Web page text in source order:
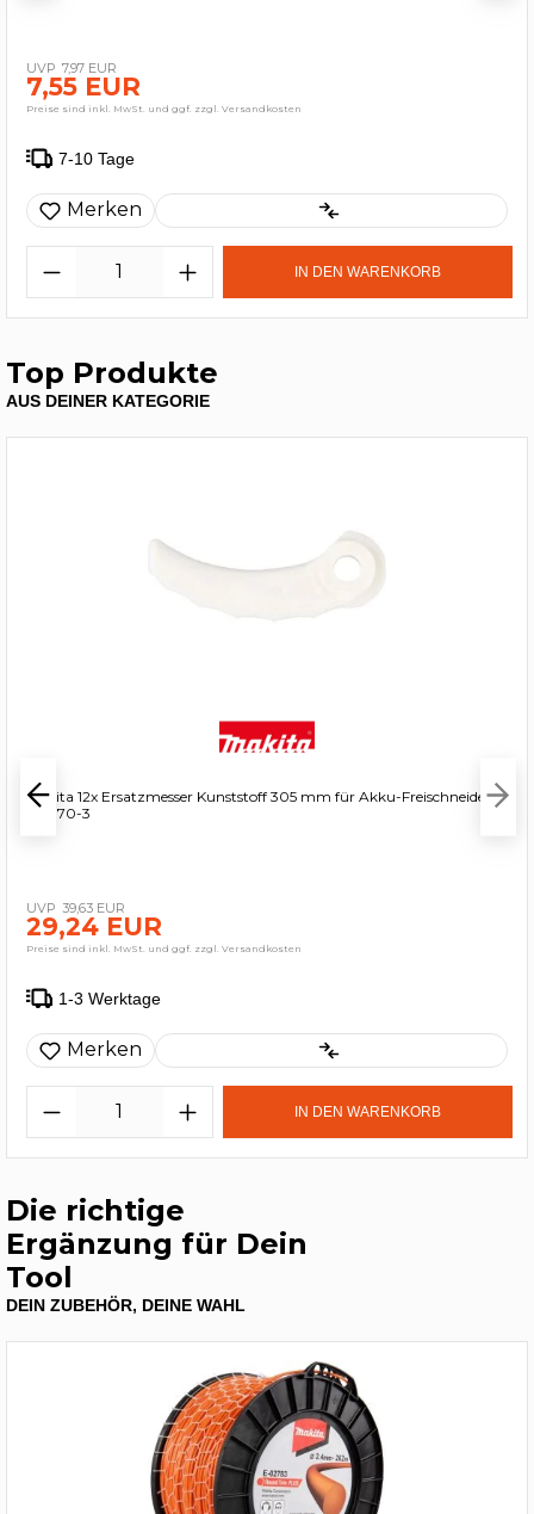
7,97 EUR
7,55 EUR
Preise sind inkl. MwSt. und ggf. zzgl. Versandkosten
7-10 Tage
Merken
IN DEN WARENKORB
Top Produkte
AUS DEINER KATEGORIE
Makita 12x Ersatzmesser Kunststoff 305 mm für Akku-Freischneider -
199870-3
39,63 EUR
29,24 EUR
Preise sind inkl. MwSt. und ggf. zzgl. Versandkosten
1-3 Werktage
Merken
IN DEN WARENKORB
Die richtige
Ergänzung für Dein
Tool
DEIN ZUBEHÖR, DEINE WAHL